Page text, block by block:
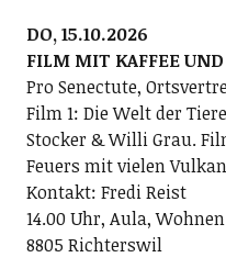
DO, 15.10.2026
FILM MIT KAFFEE
Pro Senectute,
Film 1: Die Welt der
Stocker & Willi Grau.
Feuers mit vielen
Kontakt: Fredi Reist
14.00 Uhr, Aula,
8805 Richterswil